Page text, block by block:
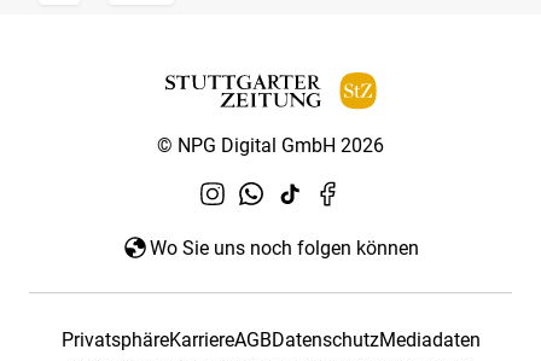
© NPG Digital GmbH 2026
Wo Sie uns noch folgen können
PrivatsphäreKarriereAGBDatenschutzMediadaten